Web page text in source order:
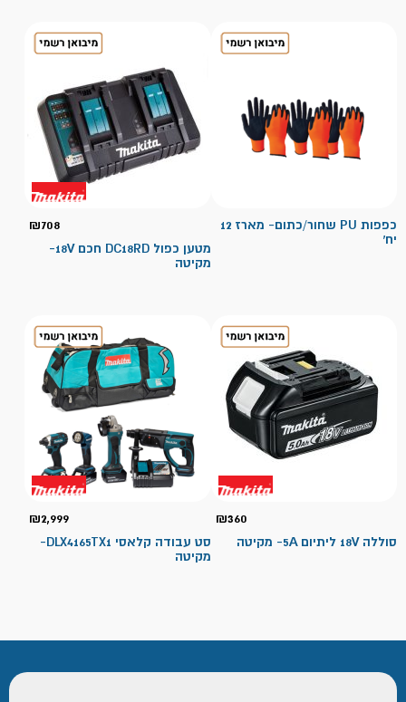
כפפות PU שחור/כתום- מארז 12
יח'
₪708
מטען כפול DC18RD חכם 18V-
מקיטה
₪360
סוללה 18V ליתיום 5A- מקיטה
₪2,999
סט עבודה קלאסי DLX4165TX1-
מקיטה